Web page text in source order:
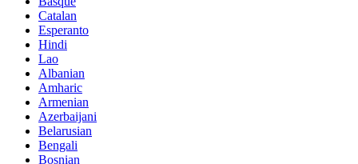
Catalan
Esperanto
Hindi
Lao
Albanian
Amharic
Armenian
Azerbaijani
Belarusian
Bengali
Bosnian